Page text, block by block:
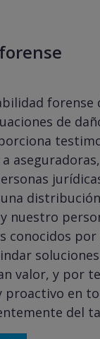
forense
de
aseguradoras,
nuestro
conocidos
valor, y por
en
del